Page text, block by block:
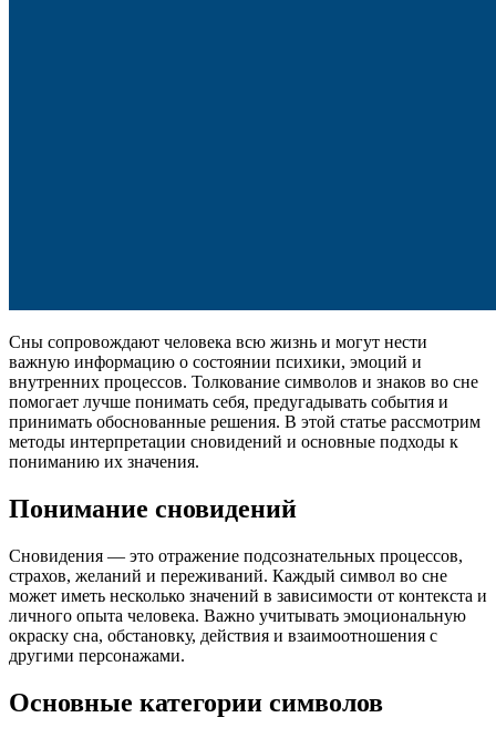
Сны сопровождают человека всю жизнь и могут нести
важную информацию о состоянии психики, эмоций и
внутренних процессов. Толкование символов и знаков во сне
помогает лучше понимать себя, предугадывать события и
принимать обоснованные решения. В этой статье рассмотрим
методы интерпретации сновидений и основные подходы к
пониманию их значения.
Понимание сновидений
Сновидения — это отражение подсознательных процессов,
страхов, желаний и переживаний. Каждый символ во сне
может иметь несколько значений в зависимости от контекста и
личного опыта человека. Важно учитывать эмоциональную
окраску сна, обстановку, действия и взаимоотношения с
другими персонажами.
Основные категории символов